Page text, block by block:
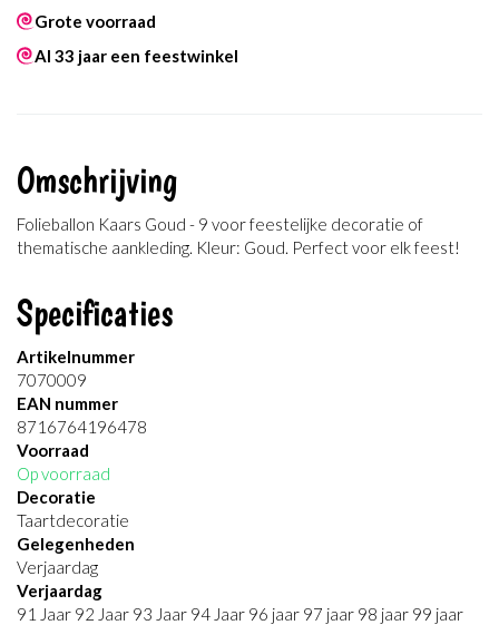
Grote voorraad
Al 33 jaar een feestwinkel
Omschrijving
Folieballon Kaars Goud - 9 voor feestelijke decoratie of
thematische aankleding. Kleur: Goud. Perfect voor elk feest!
Specificaties
Artikelnummer
7070009
EAN nummer
8716764196478
Voorraad
Op voorraad
Decoratie
Taartdecoratie
Gelegenheden
Verjaardag
Verjaardag
91 Jaar 92 Jaar 93 Jaar 94 Jaar 96 jaar 97 jaar 98 jaar 99 jaar